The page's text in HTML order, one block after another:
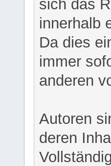
sich das
innerhalb
Da dies
immer
anderen
Autoren
deren